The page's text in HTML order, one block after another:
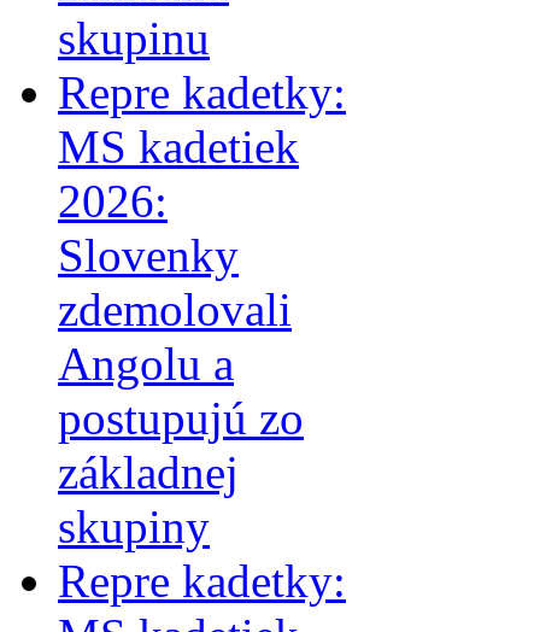
skupinu
Repre kadetky:
MS kadetiek
2026:
Slovenky
zdemolovali
Angolu a
postupujú zo
základnej
skupiny
Repre kadetky: